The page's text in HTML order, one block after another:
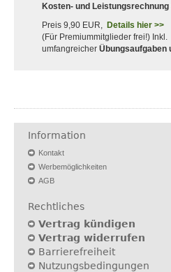
Kosten- und Leistungsrechnung
Preis 9,90 EUR, Details hier >>
(Für Premiummitglieder frei!) Inkl.
umfangreicher Übungsaufgaben
Information
Kontakt
Werbemöglichkeiten
AGB
Rechtliches
Vertrag kündigen
Vertrag widerrufen
Barrierefreiheit
Nutzungsbedingungen